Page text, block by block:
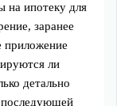
на ипотеку для
заранее
приложение
ли
детально